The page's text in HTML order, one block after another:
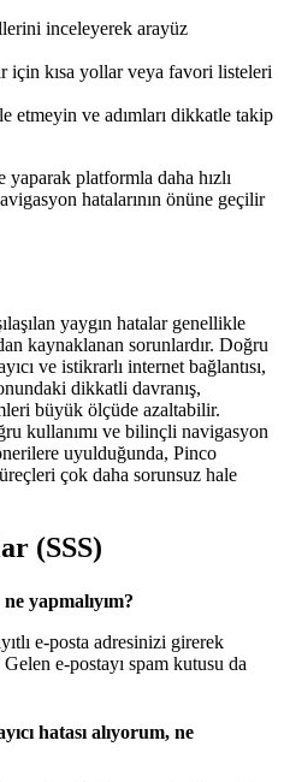
inceleyerek arayüz
için kısa yollar veya favori listeleri
etmeyin ve adımları dikkatle takip
platformla daha hızlı
hatalarının önüne geçilir
yaygın hatalar genellikle
kaynaklanan sorunlardır. Doğru
ve istikrarlı internet bağlantısı,
dikkatli davranış,
büyük ölçüde azaltabilir.
kullanımı ve bilinçli navigasyon
uyulduğunda, Pinco
çok daha sorunsuz hale
(SSS)
yapmalıyım?
e-posta adresinizi girerek
e-postayı spam kutusu da
hatası alıyorum, ne